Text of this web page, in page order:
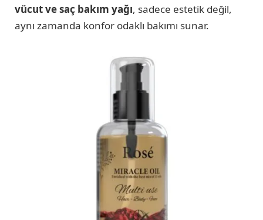
vücut ve saç bakım yağı, sadece estetik değil,
aynı zamanda konfor odaklı bakımı sunar.